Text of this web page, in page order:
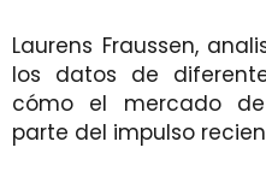
Laurens Fraussen,
los datos de
cómo el mercado
parte del impulso